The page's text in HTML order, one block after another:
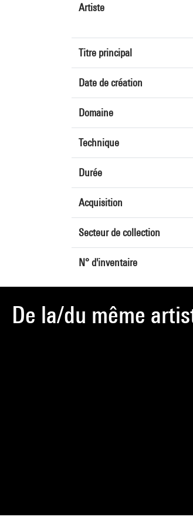
Artiste
Titre principal
Date de création
Domaine
Technique
Durée
Acquisition
Secteur de collection
N° d'inventaire
De la/du même